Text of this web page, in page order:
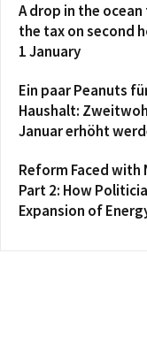
A drop in the
the tax on second
1 January
Ein paar Peanuts
Haushalt:
Januar erhöht
Reform Faced with
Part 2: How
Expansion of